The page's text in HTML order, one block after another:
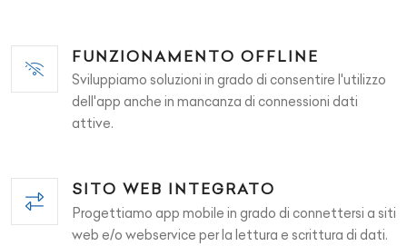
FUNZIONAMENTO OFFLINE
Sviluppiamo soluzioni in grado di consentire l'utilizzo
dell'app anche in mancanza di connessioni dati
attive.
SITO WEB INTEGRATO
Progettiamo app mobile in grado di connettersi a siti
web e/o webservice per la lettura e scrittura di dati.